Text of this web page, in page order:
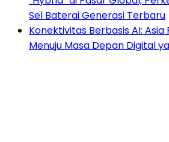
Sel Baterai Generasi Terbaru
Konektivitas Berbasis AI: Asia
Menuju Masa Depan Digital